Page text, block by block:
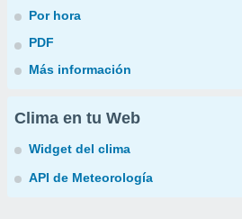
Por hora
PDF
Más información
Clima en tu Web
Widget del clima
API de Meteorología